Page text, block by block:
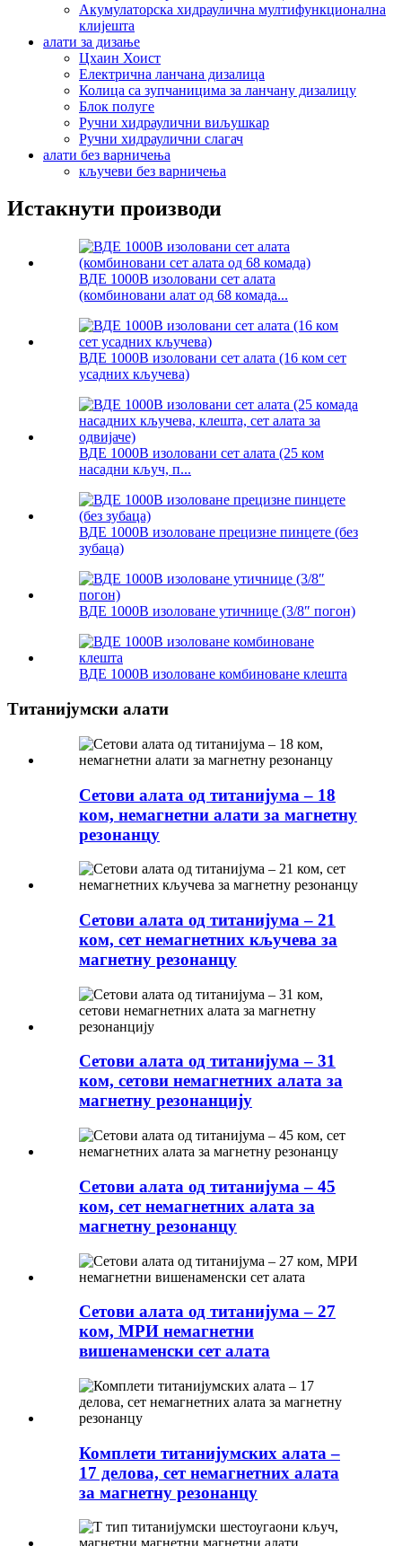
Акумулаторска хидраулична мултифункционална
клијешта
алати за дизање
Цхаин Хоист
Електрична ланчана дизалица
Колица са зупчаницима за ланчану дизалицу
Блок полуге
Ручни хидраулични виљушкар
Ручни хидраулични слагач
алати без варничења
кључеви без варничења
Истакнути производи
ВДЕ 1000В изоловани сет алата
(комбиновани алат од 68 комада...
ВДЕ 1000В изоловани сет алата (16 ком сет
усадних кључева)
ВДЕ 1000В изоловани сет алата (25 ком
насадни кључ, п...
ВДЕ 1000В изоловане прецизне пинцете (без
зубаца)
ВДЕ 1000В изоловане утичнице (3/8″ погон)
ВДЕ 1000В изоловане комбиноване клешта
Титанијумски алати
Сетови алата од титанијума – 18
ком, немагнетни алати за магнетну
резонанцу
Сетови алата од титанијума – 21
ком, сет немагнетних кључева за
магнетну резонанцу
Сетови алата од титанијума – 31
ком, сетови немагнетних алата за
магнетну резонанцију
Сетови алата од титанијума – 45
ком, сет немагнетних алата за
магнетну резонанцу
Сетови алата од титанијума – 27
ком, МРИ немагнетни
вишенаменски сет алата
Комплети титанијумских алата –
17 делова, сет немагнетних алата
за магнетну резонанцу